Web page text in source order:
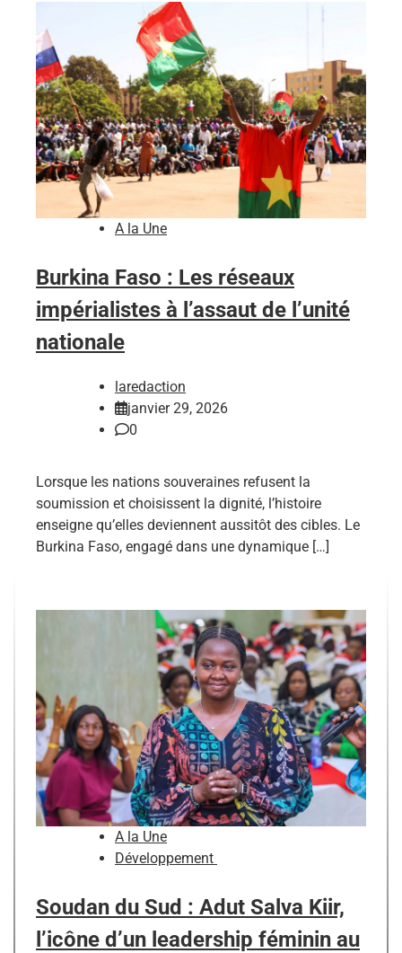
A la Une
Burkina Faso : Les réseaux
impérialistes à l’assaut de l’unité
nationale
laredaction
janvier 29, 2026
0
Lorsque les nations souveraines refusent la
soumission et choisissent la dignité, l’histoire
enseigne qu’elles deviennent aussitôt des cibles. Le
Burkina Faso, engagé dans une dynamique […]
A la Une
Développement
Soudan du Sud : Adut Salva Kiir,
l’icône d’un leadership féminin au